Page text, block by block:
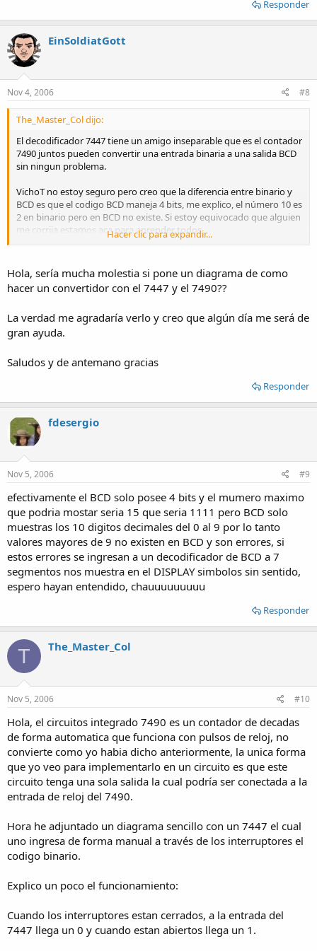
Responder
EinSoldiatGott
Nov 4, 2006 #8
The_Master_Col dijo:
El decodificador 7447 tiene un amigo inseparable que es el contador
7490 juntos pueden convertir una entrada binaria a una salida BCD
sin ningun problema.
VichoT no estoy seguro pero creo que la diferencia entre binario y
BCD es que el codigo BCD maneja 4 bits, me explico, el número 10 es
2 en binario pero en BCD no existe. Si estoy equivocado que alguien
me corrija estamos aca para aprender todos.
Saludos y feliz aprendisaje...
Hacer clic para expandir...
Hola, sería mucha molestia si pone un diagrama de como
hacer un convertidor con el 7447 y el 7490??
La verdad me agradaría verlo y creo que algún día me será de
gran ayuda.
Saludos y de antemano gracias
Responder
fdesergio
Nov 5, 2006 #9
efectivamente el BCD solo posee 4 bits y el mumero maximo
que podria mostar seria 15 que seria 1111 pero BCD solo
muestras los 10 digitos decimales del 0 al 9 por lo tanto
valores mayores de 9 no existen en BCD y son errores, si
estos errores se ingresan a un decodificador de BCD a 7
segmentos nos muestra en el DISPLAY simbolos sin sentido,
espero hayan entendido, chauuuuuuuuu
Responder
T The_Master_Col
Nov 5, 2006 #10
Hola, el circuitos integrado 7490 es un contador de decadas
de forma automatica que funciona con pulsos de reloj, no
convierte como yo habia dicho anteriormente, la unica forma
que yo veo para implementarlo en un circuito es que este
circuito tenga una sola salida la cual podría ser conectada a la
entrada de reloj del 7490.
Hora he adjuntado un diagrama sencillo con un 7447 el cual
uno ingresa de forma manual a través de los interruptores el
codigo binario.
Explico un poco el funcionamiento:
Cuando los interruptores estan cerrados, a la entrada del
7447 llega un 0 y cuando estan abiertos llega un 1.